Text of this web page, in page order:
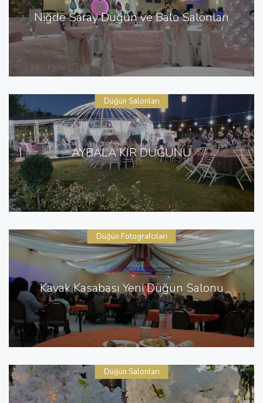
Niğde Saray Düğün ve Balo Salonları
AYBALA KIR DÜĞÜNÜ
Düğün Salonları
Kavak Kasabası Yeni Düğün Salonu
Düğün Fotografcıları
Düğün Salonları